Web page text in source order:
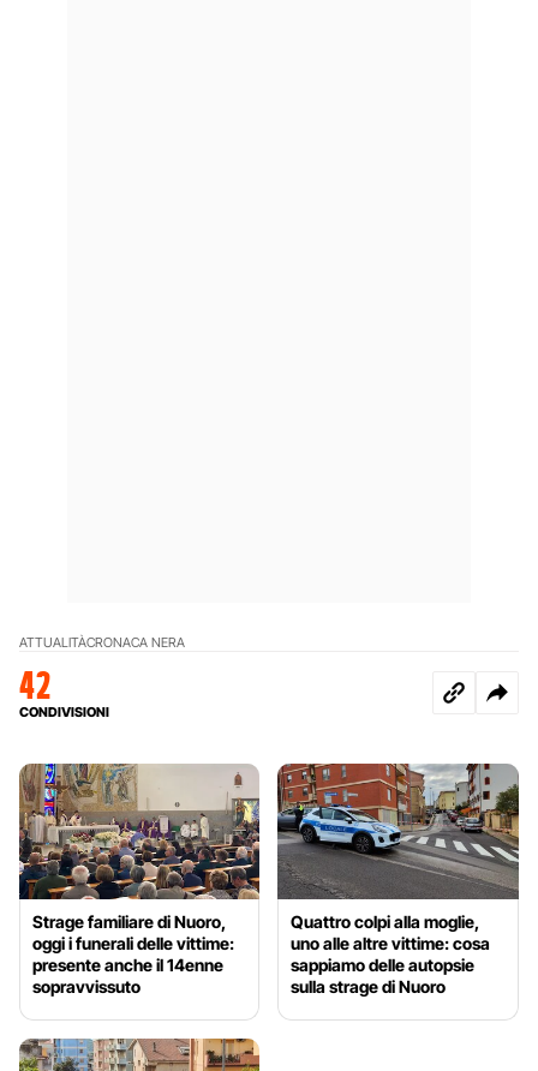
ATTUALITÀCRONACA NERA
42
CONDIVISIONI
Strage familiare di Nuoro,
oggi i funerali delle vittime:
presente anche il 14enne
sopravvissuto
Quattro colpi alla moglie,
uno alle altre vittime: cosa
sappiamo delle autopsie
sulla strage di Nuoro